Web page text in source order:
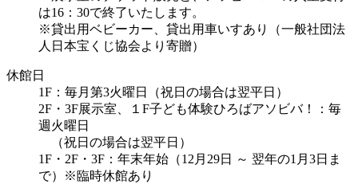
は16：30で終了いたします。
※貸出用ベビーカー、貸出用車いすあり（一般社団法
人日本宝くじ協会より寄贈）
休館日
1F：毎月第3火曜日（祝日の場合は翌平日）
2F・3F展示室、１F子ども体験ひろばアソビバ！：毎
週火曜日
（祝日の場合は翌平日）
1F・2F・3F：年末年始（12月29日 ～ 翌年の1月3日ま
で）※臨時休館あり